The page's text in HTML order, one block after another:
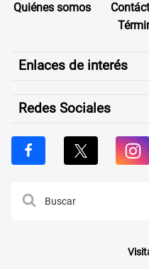
Quiénes somos
Enlaces de interés
Redes Sociales